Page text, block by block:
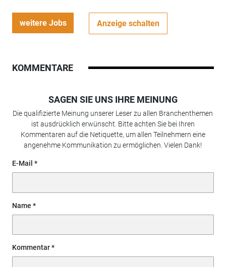
weitere Jobs Anzeige schalten
KOMMENTARE
SAGEN SIE UNS IHRE MEINUNG
Die qualifizierte Meinung unserer Leser zu allen Branchenthemen
ist ausdrücklich erwünscht. Bitte achten Sie bei Ihren
Kommentaren auf die Netiquette, um allen Teilnehmern eine
angenehme Kommunikation zu ermöglichen. Vielen Dank!
E-Mail
Name
Kommentar